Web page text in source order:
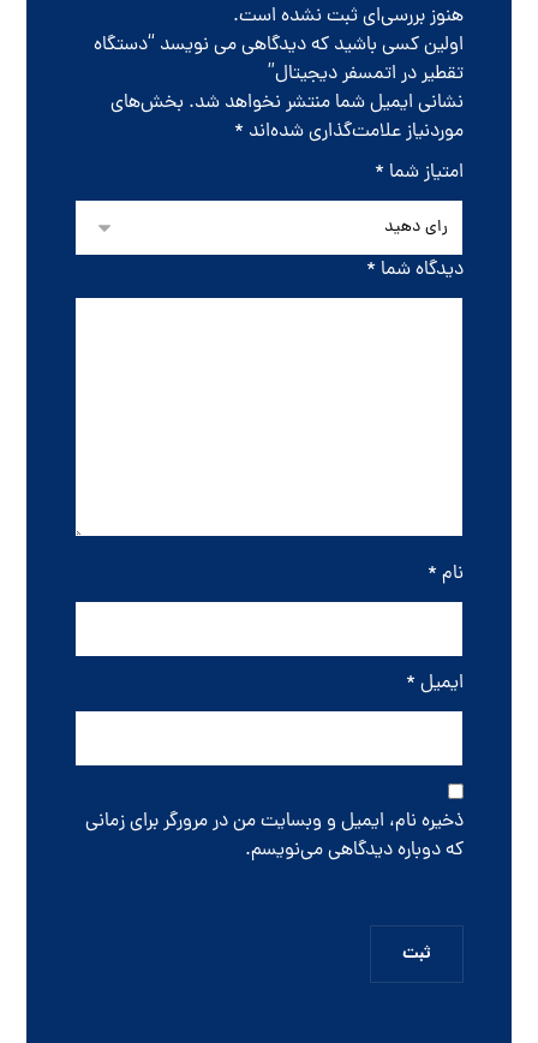
هنوز بررسی‌ای ثبت نشده است.
اولین کسی باشید که دیدگاهی می نویسد “دستگاه
تقطیر در اتمسفر دیجیتال”
نشانی ایمیل شما منتشر نخواهد شد. بخش‌های
موردنیاز علامت‌گذاری شده‌اند *
امتیاز شما *
دیدگاه شما *
نام *
ایمیل *
ذخیره نام، ایمیل و وبسایت من در مرورگر برای زمانی
که دوباره دیدگاهی می‌نویسم.